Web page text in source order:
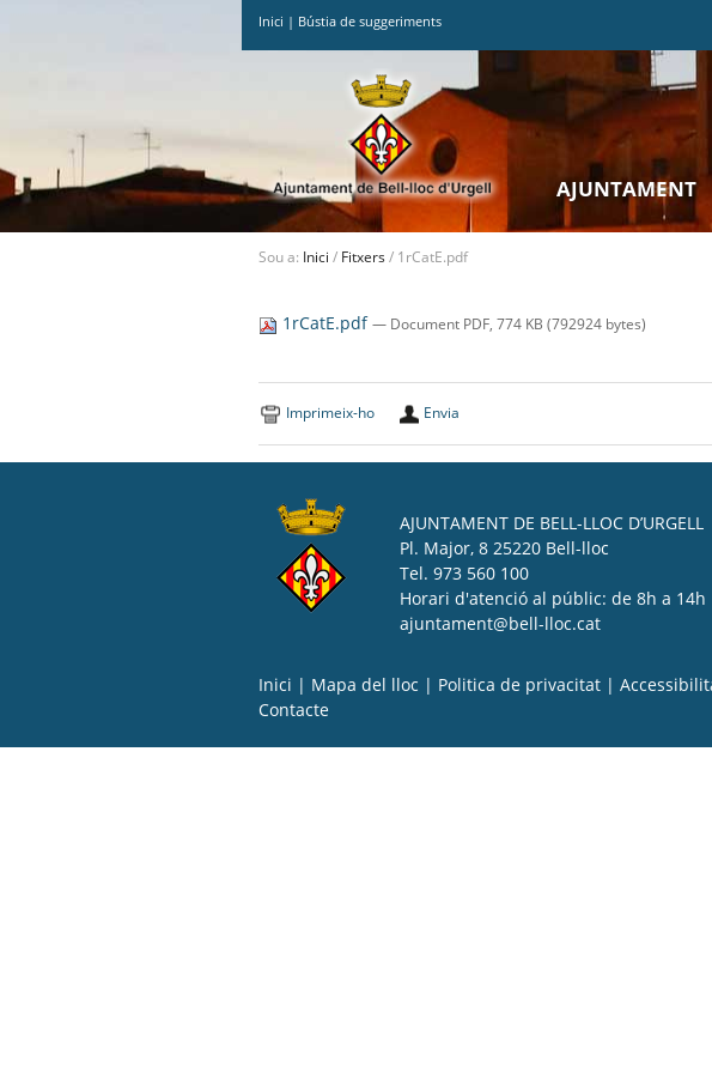
Inici | Bústia de suggeriments
AJUNTAMENT
Sou a: Inici / Fitxers/ 1rCatE.pdf
1rCatE.pdf— Document PDF, 774 KB (792924 bytes)
Imprimeix-ho Envia
AJUNTAMENT DE BELL-LLOC D’URGELL
Pl. Major, 8 25220 Bell-lloc
Tel. 973 560 100
Horari d'atenció al públic: de 8h a 14h
ajuntament@bell-lloc.cat
Inici | Mapa del lloc | Politica de privacitat |
Contacte